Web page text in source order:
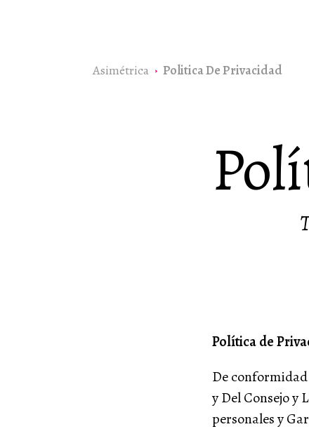
Asimétrica Politica De Privacidad
Política de
De conformidad
y Del Consejo y
personales y